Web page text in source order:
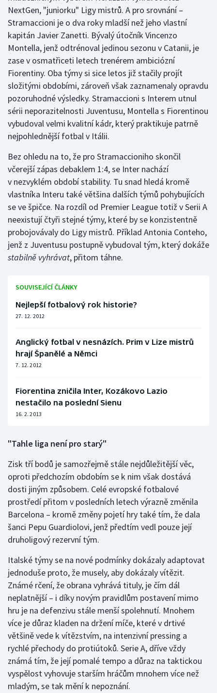
NextGen, "juniorku" Ligy mistrů. A pro srovnání –
Stramaccioni je o dva roky mladší než jeho vlastní
kapitán Javier Zanetti. Bývalý útočník Vincenzo
Montella, jenž odtrénoval jedinou sezonu v Catanii, je
zase v osmatřiceti letech trenérem ambiciózní
Fiorentiny. Oba týmy si sice letos již stačily projít
složitými obdobími, zároveň však zaznamenaly opravdu
pozoruhodné výsledky. Stramaccioni s Interem utnul
sérii neporazitelnosti Juventusu, Montella s Fiorentinou
vybudoval velmi kvalitní kádr, který praktikuje patrně
nejpohlednější fotbal v Itálii.
Bez ohledu na to, že pro Stramaccioniho skončil
včerejší zápas debaklem 1:4, se Inter nachází
v nezvyklém období stability. Tu snad hledá kromě
vlastníka Interu také většina dalších týmů pohybujících
se ve špičce. Na rozdíl od Premier League totiž v Serii A
neexistují čtyři stejné týmy, které by se konzistentně
probojovávaly do Ligy mistrů. Příklad Antonia Conteho,
jenž z Juventusu postupně vybudoval tým, který dokáže
stabilně vyhrávat, přitom táhne.
SOUVISEJÍCÍ ČLÁNKY
Nejlepší fotbalový rok historie?
27. 12. 2012
Anglický fotbal v nesnázích. Prim v Lize mistrů
hrají Španělé a Němci
7. 12. 2012
Fiorentina zničila Inter, Kozákovo Lazio
nestačilo na poslední Sienu
16. 2. 2013
"Tahle liga není pro starý"
Zisk tří bodů je samozřejmě stále nejdůležitější věc,
oproti předchozím obdobím se k nim však dostává
dosti jiným způsobem. Celé evropské fotbalové
prostředí přitom v posledních letech výrazně změnila
Barcelona – kromě změny pojetí hry také tím, že dala
šanci Pepu Guardiolovi, jenž předtím vedl pouze její
druholigový rezervní tým.
Italské týmy se na nové podmínky dokázaly adaptovat
jednoduše proto, že musely, aby dokázaly vítězit.
Známé rčení, že obrana vyhrává tituly, je čím dál
neplatnější – i díky novým pravidlům postavení mimo
hru je na defenzivu stále menší spolehnutí. Mnohem
více je důraz kladen na držení míče, které v drtivé
většině vede k vítězstvím, na intenzivní pressing a
rychlé přechody do protiútoků. Serie A, dříve vždy
známá tím, že její pomalé tempo a důraz na taktickou
vyspělost vyhovuje starším hráčům mnohem více než
mladým, se tak mění k nepoznání.